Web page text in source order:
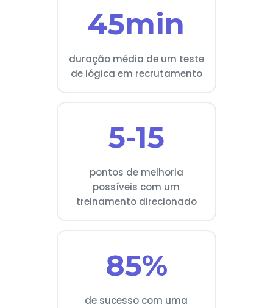
45min
duração média de um teste
de lógica em recrutamento
5-15
pontos de melhoria
possíveis com um
treinamento direcionado
85%
de sucesso com uma